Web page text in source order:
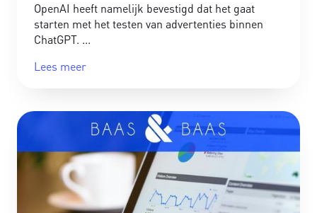
OpenAI heeft namelijk bevestigd dat het gaat
starten met het testen van advertenties binnen
ChatGPT.
Lees meer